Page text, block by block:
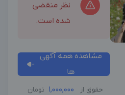
نظر منقضی
شده است.
مشاهده همه آگهی
ها
حقوق از 1,000,000 تومان